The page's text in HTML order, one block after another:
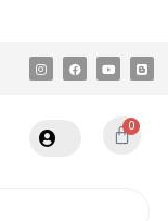
0